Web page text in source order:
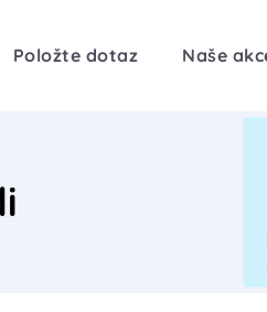
Položte dotaz Naše